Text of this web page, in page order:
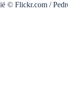
© Flickr.com /